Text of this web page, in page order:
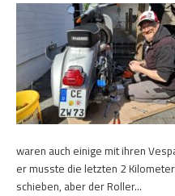
waren auch einige mit ihren
er musste die letzten 2
schieben, aber der Roller…